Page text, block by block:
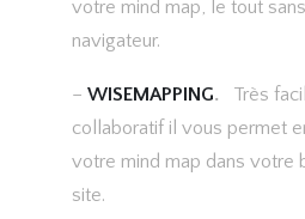
votre mind map, le tout
navigateur.
– WISEMAPPING. Très
collaboratif il vous permet
votre mind map dans votre
site.